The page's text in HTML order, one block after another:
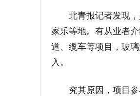
北青报记者发现，
家乐等地。有从业者
道、缆车等项目，玻
入。
究其原因，项目参